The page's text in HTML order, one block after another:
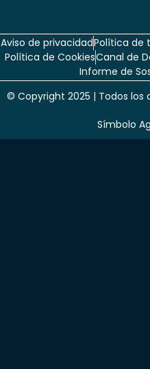
Aviso de privacidadPolítica de
Política de CookiesCanal de
Informe de
© Copyright 2025 | Todos los
Símbolo